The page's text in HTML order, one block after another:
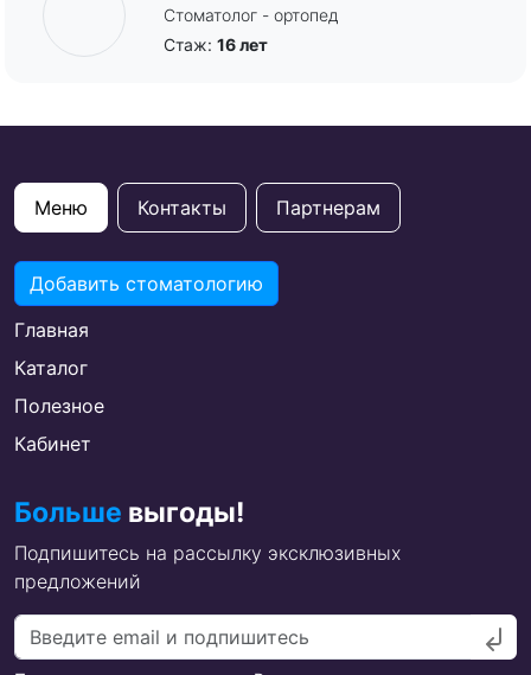
Стоматолог - ортопед
Стаж: 16 лет
Меню Контакты Партнерам
Добавить стоматологию
Главная
Каталог
Полезное
Кабинет
Больше выгоды!
Подпишитесь на рассылку эксклюзивных
предложений